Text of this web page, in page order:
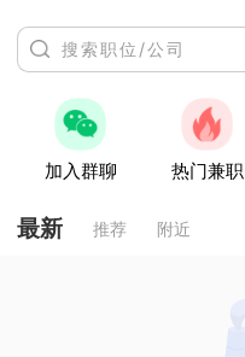
加入群聊 热门兼职
最新 推荐 附近